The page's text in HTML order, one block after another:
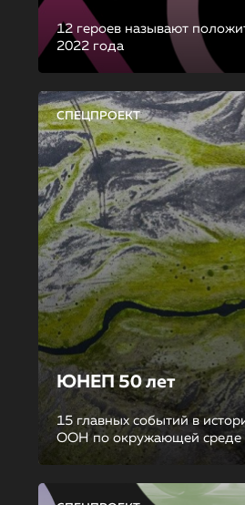
12 героев называют
2022 года
СПЕЦПРОЕКТ
ЮНЕП 50 лет
15 главных событий в
ООН по окружающей среде